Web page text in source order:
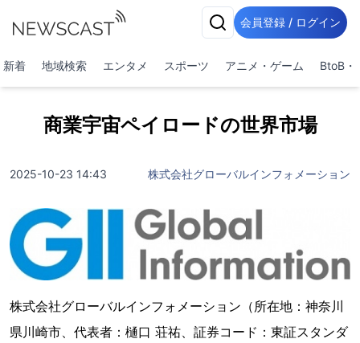
会員登録 / ログイン
新着 地域検索 エンタメ スポーツ アニメ・ゲーム BtoB・
商業宇宙ペイロードの世界市場
2025-10-23 14:43 株式会社グローバルインフォメーション
株式会社グローバルインフォメーション（所在地：神奈川
県川崎市、代表者：樋口 荘祐、証券コード：東証スタンダ